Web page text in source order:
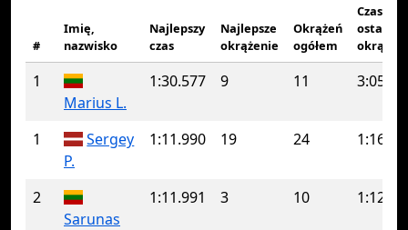
#
Imię,
nazwisko
Najlepszy
czas
Najlepsze
okrążenie
Okrążeń
ogółem
Czas
1
Marius L.
1:30.577 9 11
1
Sergey
P.
1:11.990 19 24
2
Sarunas
1:11.991 3 10